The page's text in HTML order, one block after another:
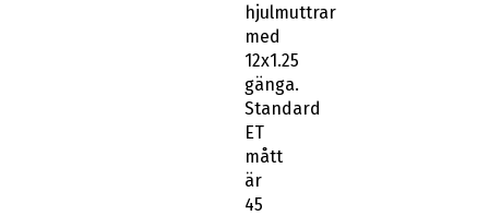
hjulmuttrar
med
12x1.25
gänga.
Standard
ET
mått
är
45